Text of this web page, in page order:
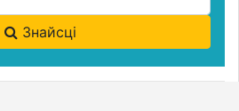
Знайсці